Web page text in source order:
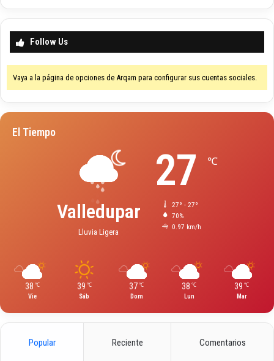
Follow Us
Vaya a la página de opciones de Arqam para configurar sus cuentas sociales.
El Tiempo
Valledupar
Lluvia Ligera
27 ℃
27º - 27º
70%
0.97 km/h
38 ℃
Vie
39 ℃
Sáb
37 ℃
Dom
38 ℃
Lun
39 ℃
Mar
Popular Reciente Comentarios